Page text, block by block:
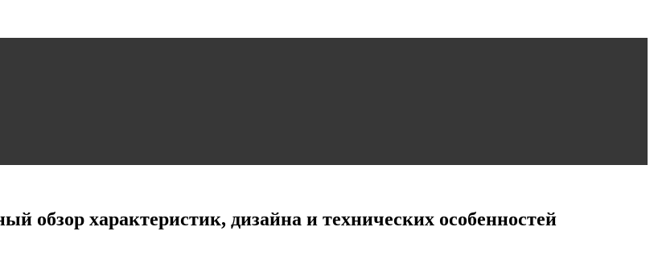
обзор характеристик, дизайна и технических особенностей